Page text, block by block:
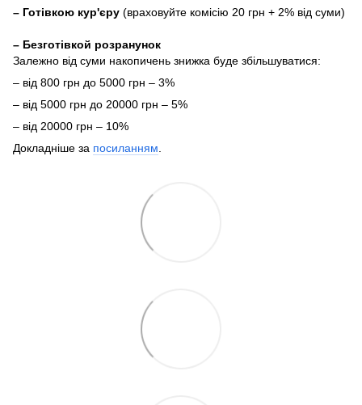
– Готівкою кур'єру (враховуйте комісію 20 грн + 2% від суми)
– Безготівкой розранунок
Залежно від суми накопичень знижка буде збільшуватися:
– від 800 грн до 5000 грн – 3%
– від 5000 грн до 20000 грн – 5%
– від 20000 грн – 10%
Докладніше за посиланням